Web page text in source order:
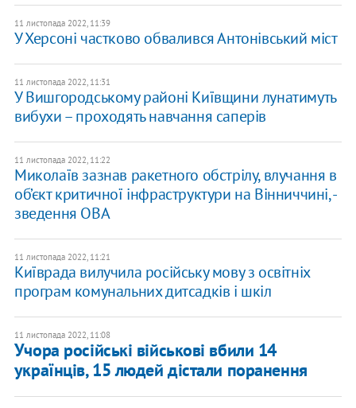
11 листопада 2022, 11:39
У Херсоні частково обвалився Антонівський міст
11 листопада 2022, 11:31
У Вишгородському районі Київщини лунатимуть
вибухи – проходять навчання саперів
11 листопада 2022, 11:22
Миколаїв зазнав ракетного обстрілу, влучання в
об’єкт критичної інфраструктури на Вінниччині, -
зведення ОВА
11 листопада 2022, 11:21
Київрада вилучила російську мову з освітніх
програм комунальних дитсадків і шкіл
11 листопада 2022, 11:08
Учора російські військові вбили 14
українців, 15 людей дістали поранення